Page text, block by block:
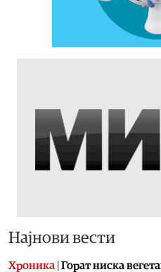
Најнови вести
Хроника Горат ниска